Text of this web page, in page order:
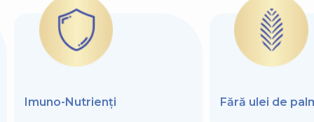
Imuno-Nutrienți Fără ulei de